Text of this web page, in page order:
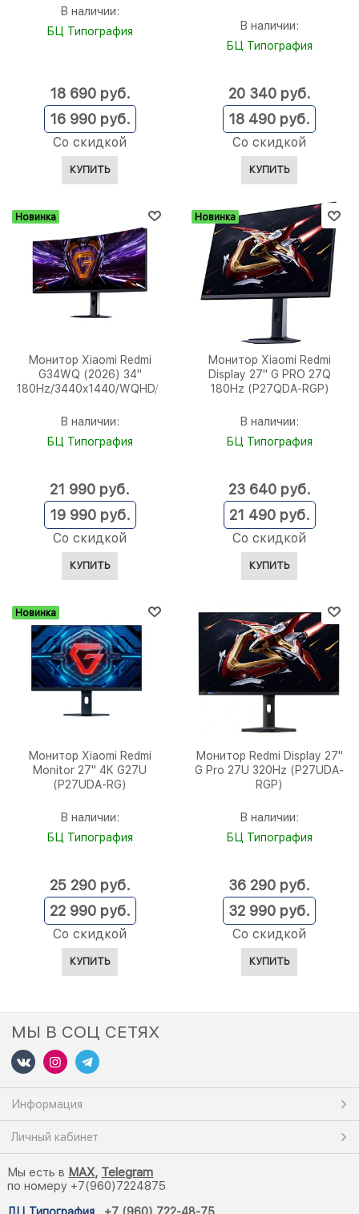
В наличии:
БЦ Типография
16 990 руб.
Со скидкой
18 690 руб.
КУПИТЬ
В наличии:
БЦ Типография
18 490 руб.
Со скидкой
20 340 руб.
КУПИТЬ
Новинка
Монитор Xiaomi Redmi
G34WQ (2026) 34"
180Hz/3440x1440/WQHD/1
В наличии:
БЦ Типография
19 990 руб.
Со скидкой
21 990 руб.
КУПИТЬ
Новинка
Монитор Xiaomi Redmi
Display 27" G PRO 27Q
180Hz (P27QDA-RGP)
В наличии:
БЦ Типография
21 490 руб.
Со скидкой
23 640 руб.
КУПИТЬ
Новинка
Монитор Xiaomi Redmi
Monitor 27" 4K G27U
(P27UDA-RG)
В наличии:
БЦ Типография
22 990 руб.
Со скидкой
25 290 руб.
КУПИТЬ
Монитор Redmi Display 27"
G Pro 27U 320Hz (P27UDA-
RGP)
В наличии:
БЦ Типография
32 990 руб.
Со скидкой
36 290 руб.
КУПИТЬ
МЫ В СОЦ СЕТЯХ
Информация
Личный кабинет
Мы есть в MAX, Telegram
по номеру +7(960)7224875
ДЦ Типография +7 (960) 722-48-75